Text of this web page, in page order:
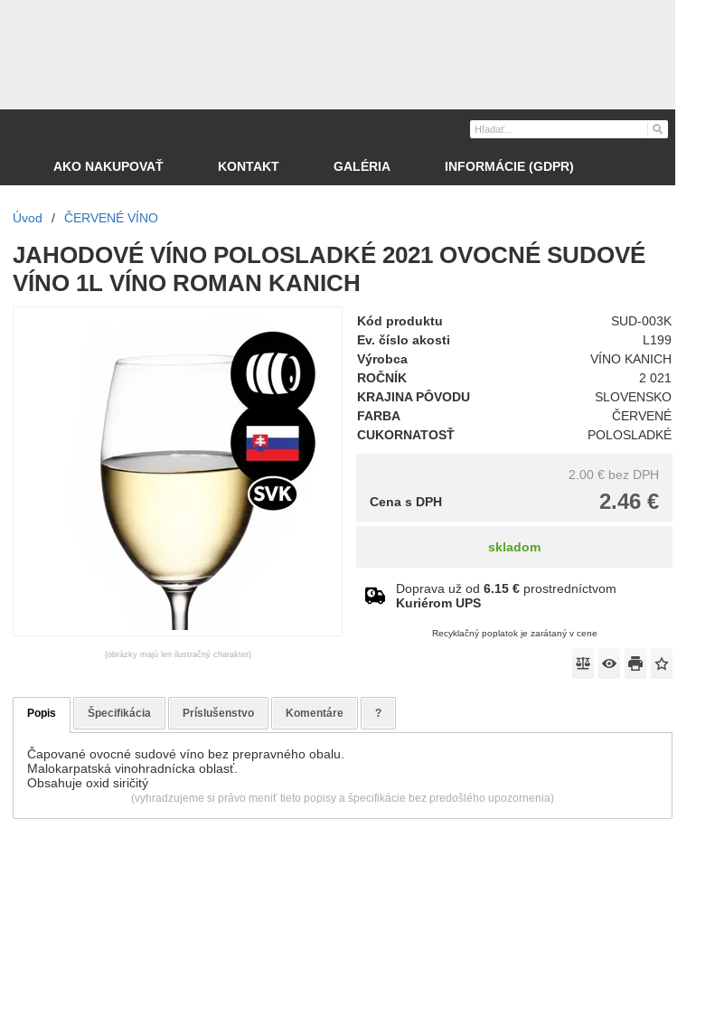
AKO NAKUPOVAŤ KONTAKT GALÉRIA INFORMÁCIE (GDPR)
Úvod / ČERVENÉ VÍNO
JAHODOVÉ VÍNO POLOSLADKÉ 2021 OVOCNÉ SUDOVÉ
VÍNO 1L VÍNO ROMAN KANICH
(obrázky majú len ilustračný charakter)
Kód produktu
SUD-003K
Ev. číslo akosti
L199
Výrobca
VÍNO KANICH
ROČNÍK
2 021
KRAJINA PÔVODU
SLOVENSKO
FARBA
ČERVENÉ
CUKORNATOSŤ
POLOSLADKÉ
2.00 € bez DPH
2.46 €
Cena s DPH
skladom
Doprava už od 6.15 € prostredníctvom
Kuriérom UPS
Recyklačný poplatok je zarátaný v cene
Popis Špecifikácia Príslušenstvo Komentáre ?
Čapované ovocné sudové víno bez prepravného obalu.
Malokarpatská vinohradnícka oblasť.
Obsahuje oxid siričitý
(vyhradzujeme si právo meniť tieto popisy a špecifikácie bez predošlého upozornenia)